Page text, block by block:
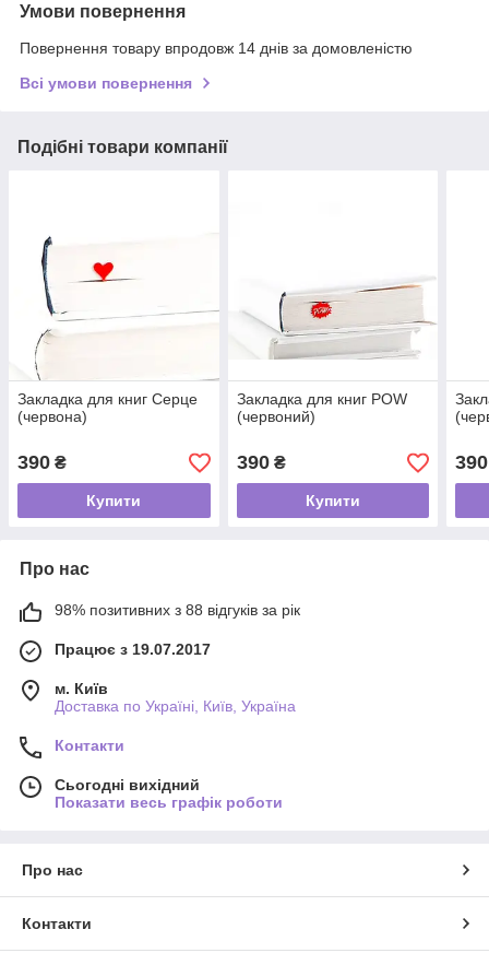
Умови повернення
Повернення товару впродовж 14 днів за домовленістю
Всі умови повернення
Подібні товари компанії
Закладка для книг Серце
(червона)
390 ₴
Купити
Закладка для книг POW
(червоний)
390₴
Купити
390
Про нас
98% позитивних з 88 відгуків за рік
Працює з 19.07.2017
м. Київ
Доставка по Україні, Київ, Україна
Контакти
Сьогодні вихідний
Показати весь графік роботи
Про нас
Контакти